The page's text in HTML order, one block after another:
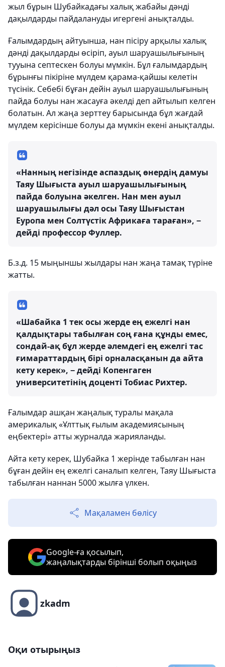
жыл бұрын Шубайкадағы халық жабайы дәнді
дақылдарды пайдалануды игергені анықталды.
Ғалымдардың айтуынша, нан пісіру арқылы халық
дәнді дақылдарды өсіріп, ауыл шаруашылығының
тууына септескен болуы мүмкін. Бұл ғалымдардың
бұрынғы пікіріне мүлдем қарама-қайшы келетін
түсінік. Себебі бұған дейін ауыл шаруашылығының
пайда болуы нан жасауға әкелді деп айтылып келген
болатын. Ал жаңа зерттеу барысында бұл жағдай
мүлдем керісінше болуы да мүмкін екені анықталды.
«Нанның негізінде аспаздық өнердің дамуы
Таяу Шығыста ауыл шаруашылығының
пайда болуына әкелген. Нан мен ауыл
шаруашылығы дәл осы Таяу Шығыстан
Еуропа мен Солтүстік Африкаға тараған», −
дейді профессор Фуллер.
Б.з.д. 15 мыңыншы жылдары нан жаңа тамақ түріне
жатты.
«Шабайка 1 тек осы жерде ең ежелгі нан
қалдықтары табылған соң ғана құнды емес,
сондай-ақ бұл жерде әлемдегі ең ежелгі тас
ғимараттардың бірі орналасқанын да айта
кету керек», − дейді Копенгаген
университетінің доценті Тобиас Рихтер.
Ғалымдар ашқан жаңалық туралы мақала
америкалық «Ұлттық ғылым академиясының
еңбектері» атты журналда жарияланды.
Айта кету керек, Шубайка 1 жерінде табылған нан
бұған дейін ең ежелгі саналып келген, Таяу Шығыста
табылған наннан 5000 жылға үлкен.
Мақаламен бөлісу
Google-ға қосылып,
жаңалықтарды бірінші болып оқыңыз
zkadm
Оқи отырыңыз